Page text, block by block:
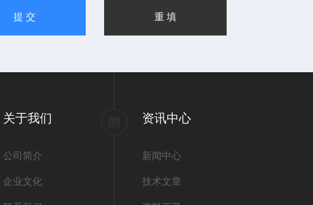
关于我们
公司简介
企业文化
资讯中心
新闻中心
技术文章